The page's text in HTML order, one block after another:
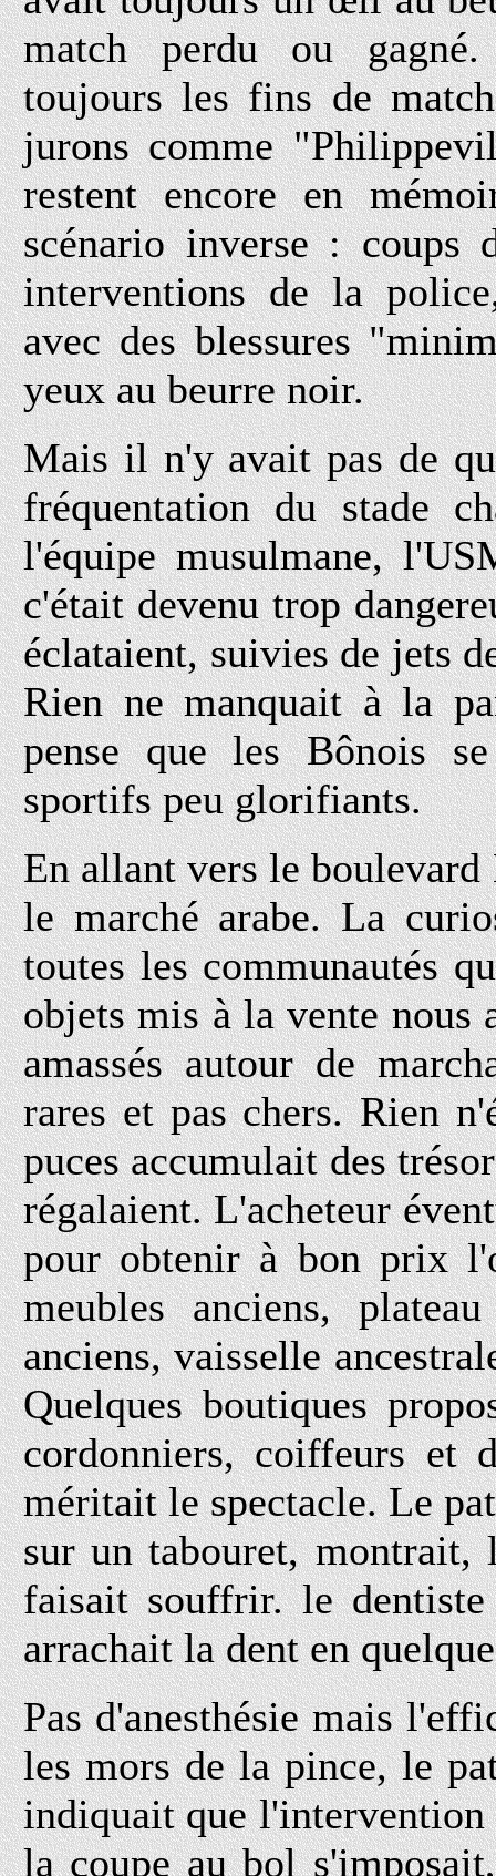
match perdu ou gagné.
toujours les fins de
jurons comme
restent encore en
scénario inverse : coups
interventions de la
avec des blessures
yeux au beurre noir.
Mais il n'y avait pas de
fréquentation du stade
l'équipe musulmane,
c'était devenu trop
éclataient, suivies de jets
Rien ne manquait à la
pense que les Bônois
sportifs peu glorifiants.
En allant vers le
le marché arabe. La
toutes les communautés
objets mis à la vente nous
amassés autour de
rares et pas chers. Rien
puces accumulait des
régalaient. L'acheteur
pour obtenir à bon prix
meubles anciens,
anciens, vaisselle
Quelques boutiques
cordonniers, coiffeurs et
méritait le spectacle. Le
sur un tabouret, montrait,
faisait souffrir. le dentiste
arrachait la dent en
Pas d'anesthésie mais
les mors de la pince, le
indiquait que
la coupe au bol